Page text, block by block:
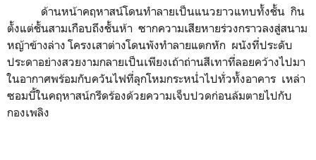
ด้านหน้าคฤหาสน์โดนทำลายเป็นแนวยาวแทบทั้งชั้น กิน
ตั้งแต่ชั้นสามเกือบถึงชั้นห้า ซากความเสียหายร่วงกราวลงสู่สนาม
หญ้าข้างล่าง โครงเสาต่างโดนพังทำลายแตกหัก ผนังที่ประดับ
ประดาอย่างสวยงามกลายเป็นเพียงเถ้าถ่านสีเทาที่ลอยคว้างไปมา
ในอากาศพร้อมกับควันไฟที่ลุกโหมกระหน่ำไปทั่วทั้งอาคาร เหล่า
ซอมบี้ในคฤหาสน์กรีดร้องด้วยความเจ็บปวดก่อนล้มตายไปกับ
กองเพลิง